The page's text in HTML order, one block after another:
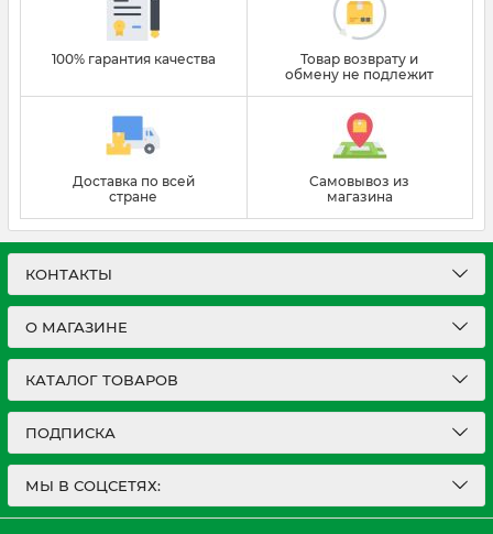
100% гарантия качества
Товар возврату и
обмену не подлежит
Доставка по всей
стране
Самовывоз из
магазина
КОНТАКТЫ
О МАГАЗИНЕ
КАТАЛОГ ТОВАРОВ
ПОДПИСКА
МЫ В СОЦСЕТЯХ: